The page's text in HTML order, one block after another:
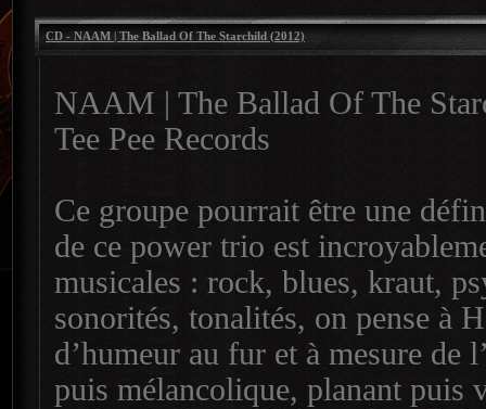
CD - NAAM | The Ballad Of The Starchild (2012)
NAAM | The Ballad Of The
Tee Pee Records
Ce groupe pourrait être une
de ce power trio est
musicales : rock, blues, kraut,
sonorités, tonalités, on pense à
d’humeur au fur et à mesure de
puis mélancolique, planant puis